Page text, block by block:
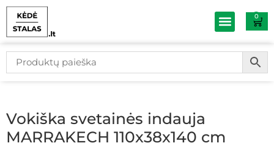
0
Vokiška svetainės indauja
MARRAKECH 110x38x140 cm